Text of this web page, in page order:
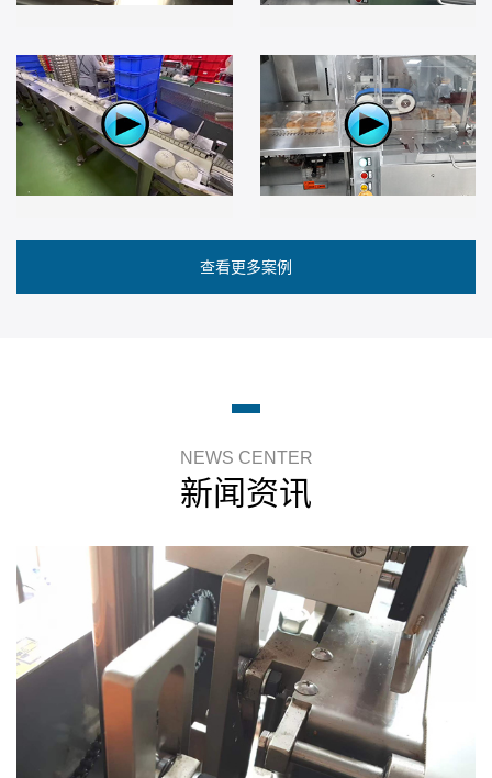
查看更多案例
NEWS CENTER
新闻资讯